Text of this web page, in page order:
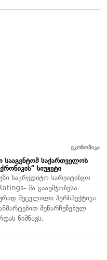
ეკონომიკა
სააგენტომ საქართველოს
სიუჟეტი
საკრედიტო სარეიტინგო
მა გააუმჯობესა.
შეცვლილი პერსპექტივა
შენარჩუნებულ
ნიშნავს.